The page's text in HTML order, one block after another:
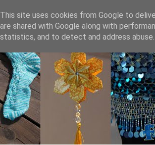
This site uses cookies from Google to
are shared with Google along with
statistics, and to detect and address abuse.